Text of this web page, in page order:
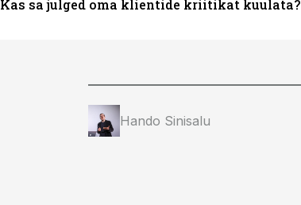
Kas sa julged oma klientide kriitikat kuulata?
Hando Sinisalu